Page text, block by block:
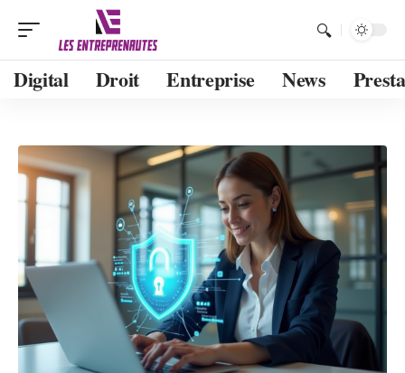
Digital Droit Entreprise News